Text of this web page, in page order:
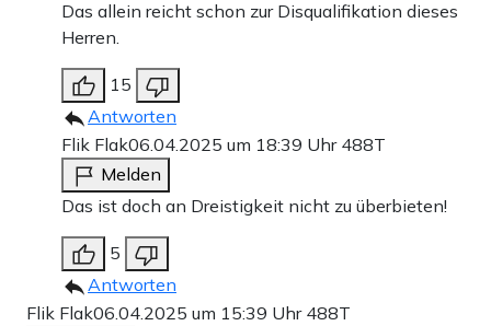
Das allein reicht schon zur Disqualifikation dieses
Herren.
15
Antworten
Flik Flak06.04.2025 um 18:39 Uhr 488T
Melden
Das ist doch an Dreistigkeit nicht zu überbieten!
5
Antworten
Flik Flak06.04.2025 um 15:39 Uhr 488T